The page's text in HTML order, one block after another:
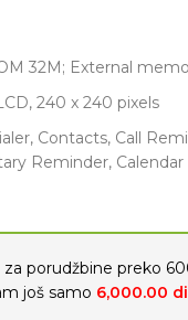
32M; External
240 x 240 pixels
Contacts, Call
Reminder, Calendar
za porudžbine preko
još samo 6,000.00